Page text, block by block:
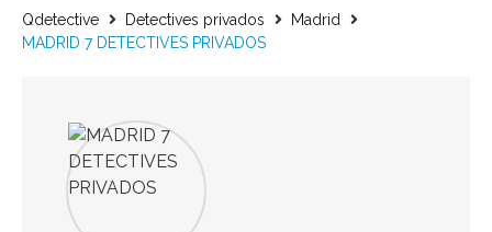
Qdetective Detectives privados
Madrid
MADRID 7 DETECTIVES PRIVADOS